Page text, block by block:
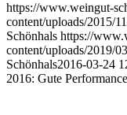
https://www.weingut-
content/uploads/2015/
Schönhals https://
content/uploads/2019/
Schönhals2016-03-24
2016: Gute Performance